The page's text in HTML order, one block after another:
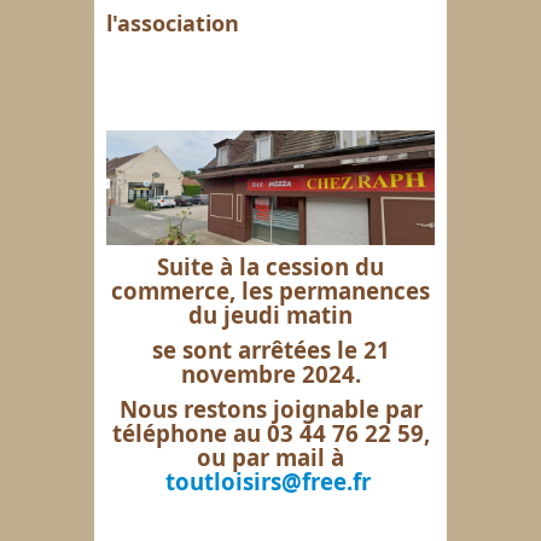
l'association
Suite à la cession du
commerce, les permanences
du jeudi matin
se sont arrêtées le 21
novembre 2024.
Nous restons joignable par
téléphone au 03 44 76 22 59,
ou par mail à
toutloisirs@free.fr